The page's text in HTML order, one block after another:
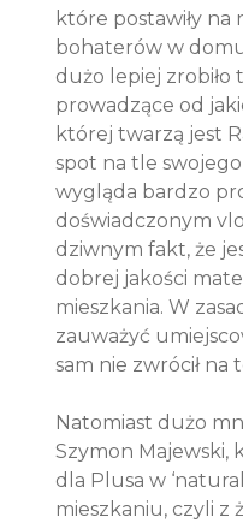
które postawiły na
bohaterów w
dużo lepiej zrobiło
prowadzące od
której twarzą jest
spot na tle swojego
wygląda bardzo
doświadczonym
dziwnym fakt, że
dobrej jakości
mieszkania. W
zauważyć
sam nie zwrócił na
Natomiast dużo
Szymon Majewski,
dla Plusa w
mieszkaniu, czyli z